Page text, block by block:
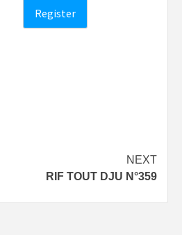
NEXT
RIF TOUT DJU N°359